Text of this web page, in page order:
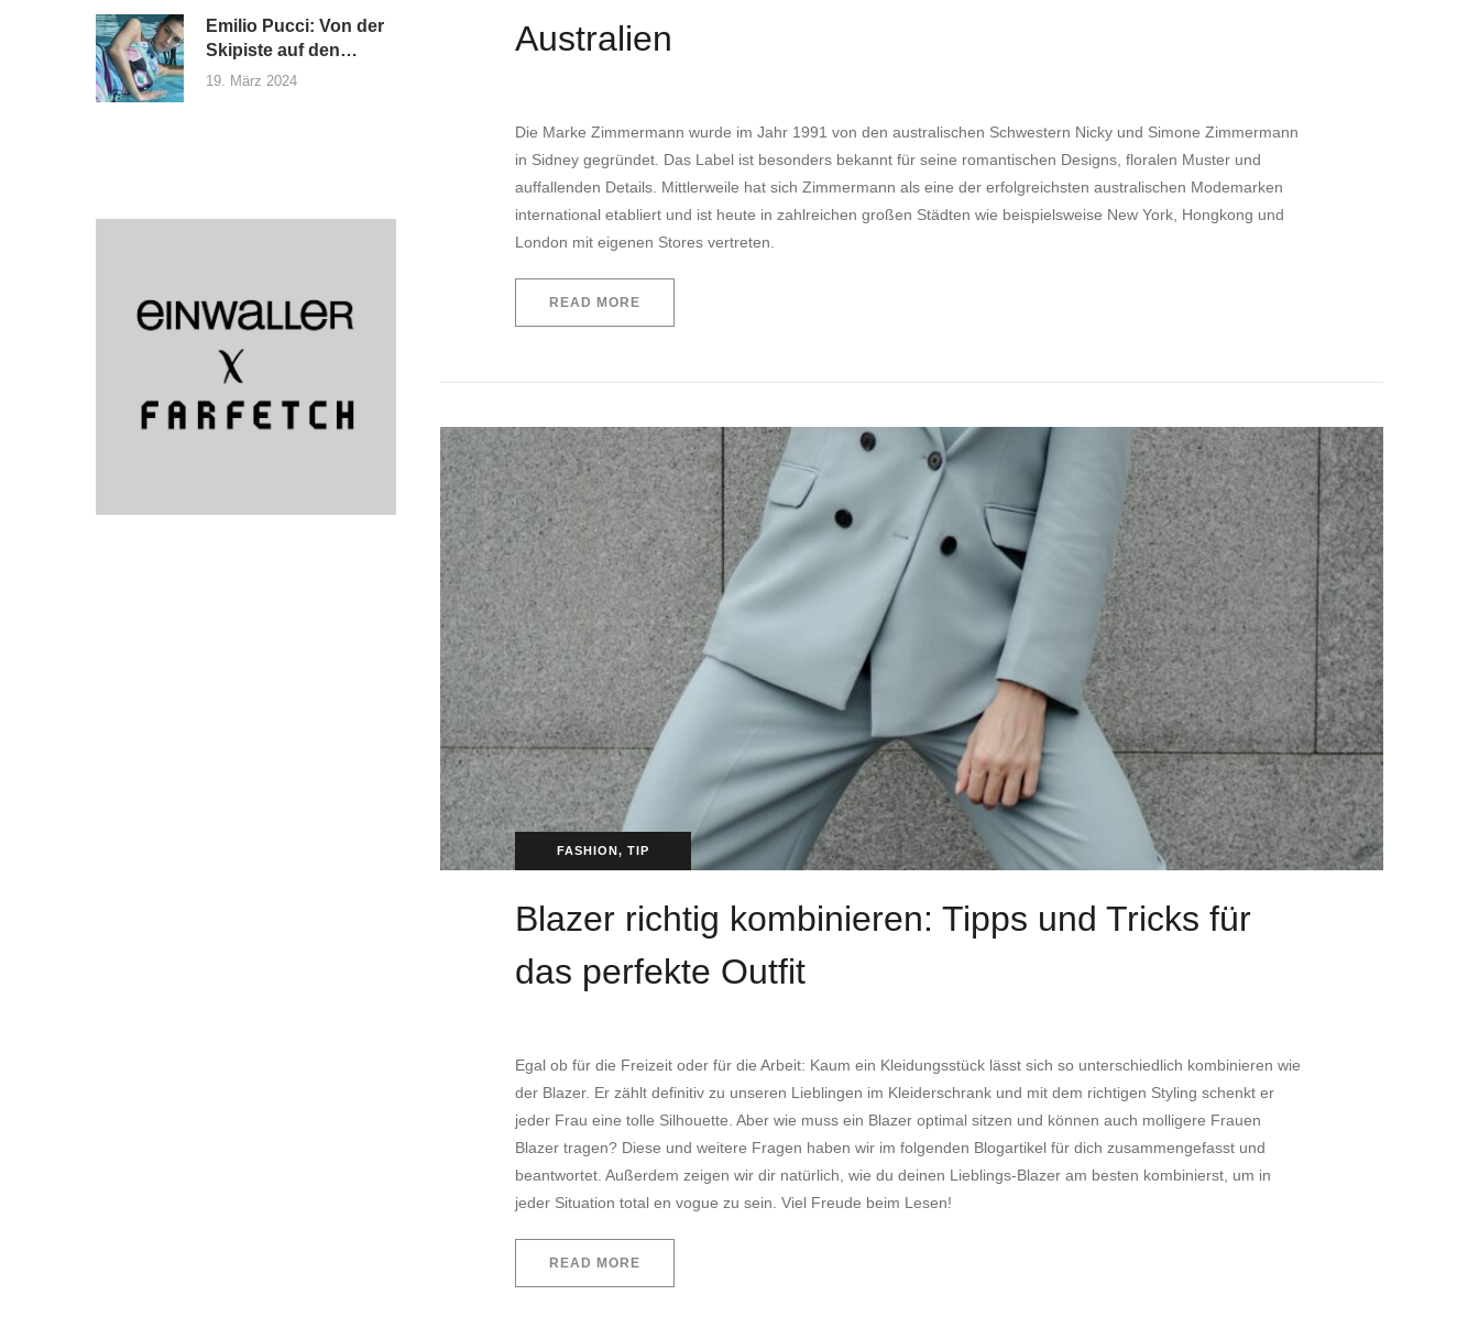
Emilio Pucci: Von der
Skipiste auf den
Laufsteg
19. März 2024
Australien
Die Marke Zimmermann wurde im Jahr 1991 von den australischen Schwestern Nicky und Simone Zimmermann
in Sidney gegründet. Das Label ist besonders bekannt für seine romantischen Designs, floralen Muster und
auffallenden Details. Mittlerweile hat sich Zimmermann als eine der erfolgreichsten australischen Modemarken
international etabliert und ist heute in zahlreichen großen Städten wie beispielsweise New York, Hongkong und
London mit eigenen Stores vertreten.
READ MORE
FASHION,TIP
Blazer richtig kombinieren: Tipps und Tricks für
das perfekte Outfit
Egal ob für die Freizeit oder für die Arbeit: Kaum ein Kleidungsstück lässt sich so unterschiedlich kombinieren wie
der Blazer. Er zählt definitiv zu unseren Lieblingen im Kleiderschrank und mit dem richtigen Styling schenkt er
jeder Frau eine tolle Silhouette. Aber wie muss ein Blazer optimal sitzen und können auch molligere Frauen
Blazer tragen? Diese und weitere Fragen haben wir im folgenden Blogartikel für dich zusammengefasst und
beantwortet. Außerdem zeigen wir dir natürlich, wie du deinen Lieblings-Blazer am besten kombinierst, um in
jeder Situation total en vogue zu sein. Viel Freude beim Lesen!
READ MORE